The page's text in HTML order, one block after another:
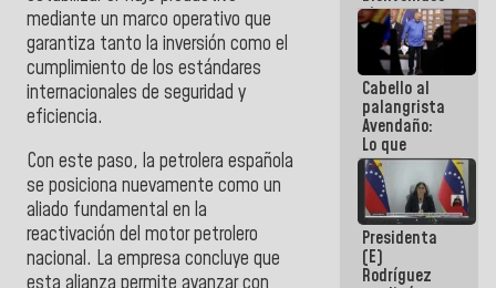
mediante un marco operativo que
garantiza tanto la inversión como el
cumplimiento de los estándares
internacionales de seguridad y
eficiencia.
Con este paso, la petrolera española
se posiciona nuevamente como un
aliado fundamental en la
reactivación del motor petrolero
nacional. La empresa concluye que
siempre que
estén en el
marco de la
Constitución
de la
República
Cabello al
palangrista
Avendaño:
Lo que
vayas a
escribir
hazlo hoy
por que no
sabemos si
la semana
que viene
Presidenta
(E)
Rodríguez